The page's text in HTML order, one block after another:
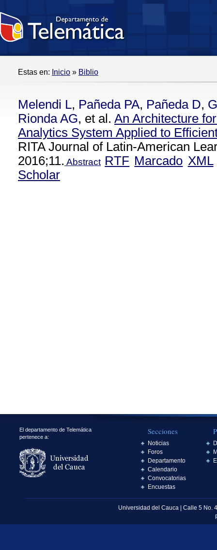
Estas en: Inicio » Biblio
Melendi L, Pañeda PA, Pañeda D,
Rionda AG, et al. An Architecture
Analytics System Applied to
RITA Journal of Latin-American
2016;11. Abstract RTF Marcado XML
Scholar
El departamento de Telemática
pertenece a:
Secciones
Noticias
Foros
Departamento
Calendario
Convocatorias
Encuestas
Universidad del Cauca | Calle 5 No.